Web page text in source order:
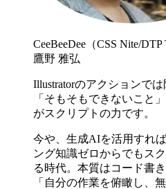
CeeBeeDee（CSS Nite/DTP
鷹野 雅弘
Illustratorのアクションで
「そもそもできないこと
がスクリプトの力です。
今や、生成AIを活用すれ
ング知識ゼロからでもス
る時代。本質はコード書き
「自分の作業を俯瞰し、